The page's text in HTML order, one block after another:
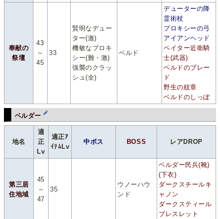
奉献の
祭壇
43
～
45
33
賢明なデュー
ター(激)
機敏なプロキ
シー(難・激)
強襲のクラッ
シュ(全)
ベルド
デューターの降
霊術杖
プロキシーの弓
アイアンヘッド
ペイター近衛騎
士(武器)
ベルドのブレー
ド
野生の紋章
ベルドのしっぽ
ベルダー
地名
適
正
Lv
適正ｱ
ｲﾃﾑLv
中ボス BOSS レアDROP
第三居
住地域
45
～
47
35
ウノーハウ
ンド
ベルダー民兵(靴)
(下衣)
ダークスチールキ
ャノン
ダークスティール
ブレスレット